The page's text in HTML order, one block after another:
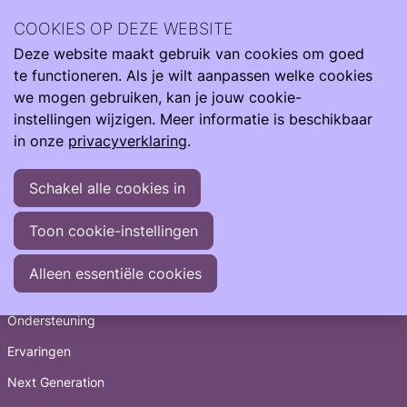
Zoeken
Archief 2024 april 2024
Archief > 2024 > april
28-04-2024-Van opgroeien naar op eigen benen
01-04-2024-En de winnaar is…
Snel naar
Informatie
Ondersteuning
Ervaringen
Next Generation
COOKIES OP DEZE WEBSITE
Deze website maakt gebruik van cookies om goed
te functioneren. Als je wilt aanpassen welke cookies
we mogen gebruiken, kan je jouw cookie-
instellingen wijzigen. Meer informatie is beschikbaar
in onze privacyverklaring.
Schakel alle cookies in
Toon cookie-instellingen
Alleen essentiële cookies